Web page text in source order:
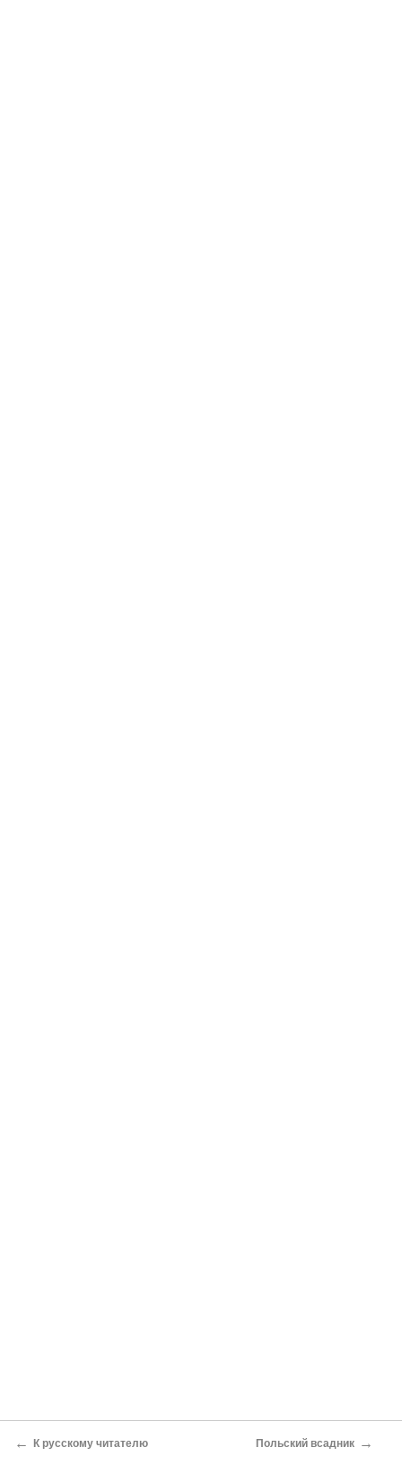
← К русскому читателю Польский всадник →